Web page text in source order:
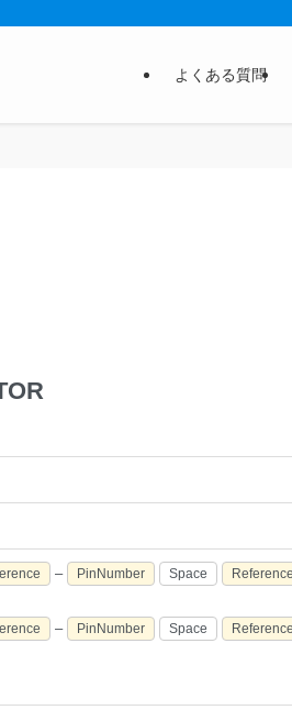
よくある質問
– PinNumber Space Reference
– PinNumber Space Reference